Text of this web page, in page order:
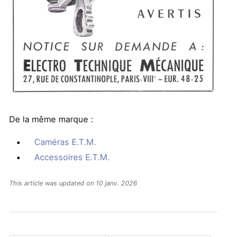
De la même marque :
Caméras E.T.M.
Accessoires E.T.M.
This article was updated on 10 janv. 2026